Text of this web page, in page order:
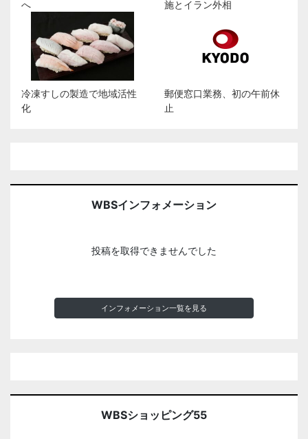
へ 施とイラン外相
冷凍すしの製造で地域活性
化
郵便窓口業務、初の午前休
止
WBSインフォメーション
投稿を取得できませんでした
インフォメーション一覧を見る
WBSショッピング55